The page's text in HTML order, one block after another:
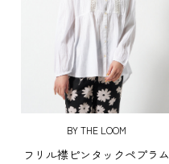
BY THE LOOM
フリル襟ピンタックペプラム